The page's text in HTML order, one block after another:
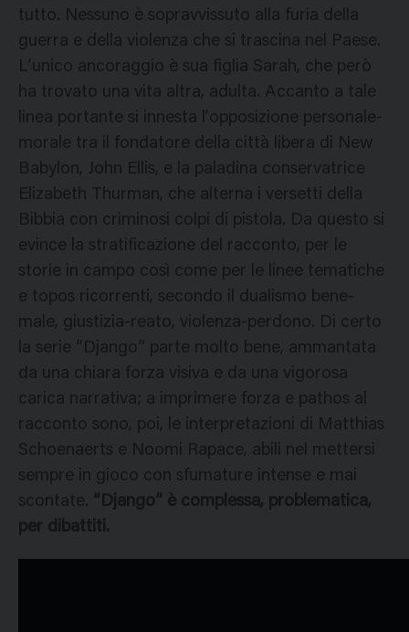
tutto. Nessuno è sopravvissuto alla furia della
guerra e della violenza che si trascina nel Paese.
L’unico ancoraggio è sua figlia Sarah, che però
ha trovato una vita altra, adulta. Accanto a tale
linea portante si innesta l’opposizione personale-
morale tra il fondatore della città libera di New
Babylon, John Ellis, e la paladina conservatrice
Elizabeth Thurman, che alterna i versetti della
Bibbia con criminosi colpi di pistola. Da questo si
evince la stratificazione del racconto, per le
storie in campo così come per le linee tematiche
e topos ricorrenti, secondo il dualismo bene-
male, giustizia-reato, violenza-perdono. Di certo
la serie “Django” parte molto bene, ammantata
da una chiara forza visiva e da una vigorosa
carica narrativa; a imprimere forza e pathos al
racconto sono, poi, le interpretazioni di Matthias
Schoenaerts e Noomi Rapace, abili nel mettersi
sempre in gioco con sfumature intense e mai
scontate. “Django” è complessa, problematica,
per dibattiti.